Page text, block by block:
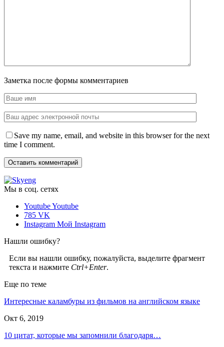
Заметка после формы комментариев
Save my name, email, and website in this browser for the next
time I comment.
Мы в соц. сетях
YoutubeYoutube
785 VK
Instagram Мой Instagram
Нашли ошибку?
Если вы нашли ошибку, пожалуйста, выделите фрагмент
текста и нажмите Ctrl+Enter.
Еще по теме
Интересные каламбуры из фильмов на английском языке
Окт 6, 2019
10 цитат, которые мы запомнили благодаря…